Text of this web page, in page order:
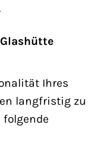
Ihres
langfristig zu